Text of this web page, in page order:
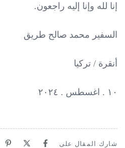
إنا لله وإنا إليه راجعون.
السفير محمد صالح طريق
أنقرة / تركيا
١٠ . اغسطس . ٢٠٢٤
شارك المقال على